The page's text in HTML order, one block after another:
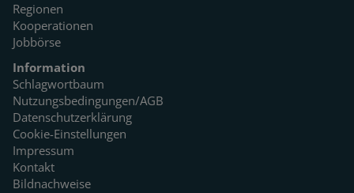
Regionen
Kooperationen
Jobbörse
Information
Schlagwortbaum
Nutzungsbedingungen/AGB
Datenschutzerklärung
Cookie-Einstellungen
Impressum
Kontakt
Bildnachweise